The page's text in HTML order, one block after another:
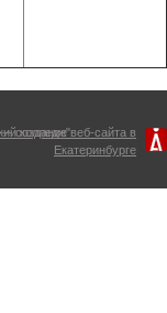
колледж"
создание веб-сайта в
Екатеринбурге